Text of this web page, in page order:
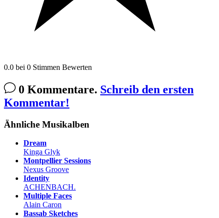
0.0 bei 0 Stimmen Bewerten
0 Kommentare. Schreib den ersten
Kommentar!
Ähnliche Musikalben
Dream
Kinga Glyk
Montpellier Sessions
Nexus Groove
Identity
ACHENBACH.
Multiple Faces
Alain Caron
Bassab Sketches